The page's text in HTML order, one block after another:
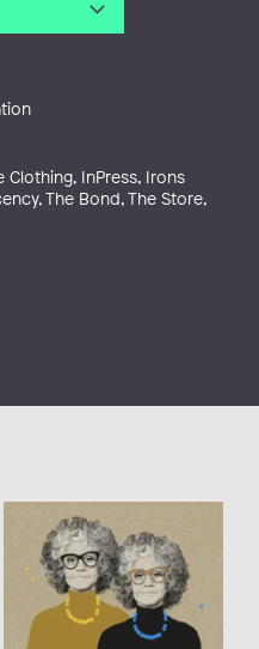
Clothing, InPress, Irons
The Bond, The Store,